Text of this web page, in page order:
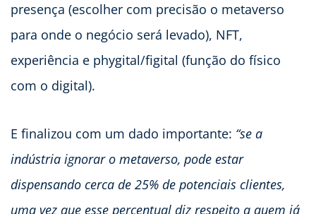
presença (escolher com precisão o metaverso
para onde o negócio será levado), NFT,
experiência e phygital/figital (função do físico
com o digital).
E finalizou com um dado importante: “se a
indústria ignorar o metaverso, pode estar
dispensando cerca de 25% de potenciais clientes,
uma vez que esse percentual diz respeito a quem já